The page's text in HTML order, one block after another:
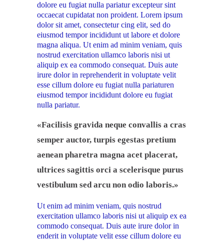
dolore eu fugiat nulla pariatur excepteur sint
occaecat cupidatat non proident. Lorem ipsum
dolor sit amet, consectetur cing elit, sed do
eiusmod tempor incididunt ut labore et dolore
magna aliqua. Ut enim ad minim veniam, quis
nostrud exercitation ullamco laboris nisi ut
aliquip ex ea commodo consequat. Duis aute
irure dolor in reprehenderit in voluptate velit
esse cillum dolore eu fugiat nulla pariaturen
eiusmod tempor incididunt dolore eu fugiat
nulla pariatur.
«Facilisis gravida neque convallis a cras
semper auctor, turpis egestas pretium
aenean pharetra magna acet placerat,
ultrices sagittis orci a scelerisque purus
vestibulum sed arcu non odio laboris.»
Ut enim ad minim veniam, quis nostrud
exercitation ullamco laboris nisi ut aliquip ex ea
commodo consequat. Duis aute irure dolor in
enderit in voluptate velit esse cillum dolore eu